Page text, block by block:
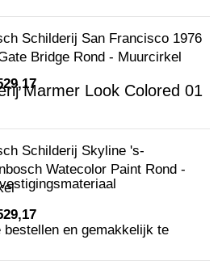
Marmer Look Colored 01
bestellen en gemakkelijk te
Schilderij San Francisco 1976
Bridge Rond - Muurcirkel
Schilderij Skyline 's-
Watecolor Paint Rond -